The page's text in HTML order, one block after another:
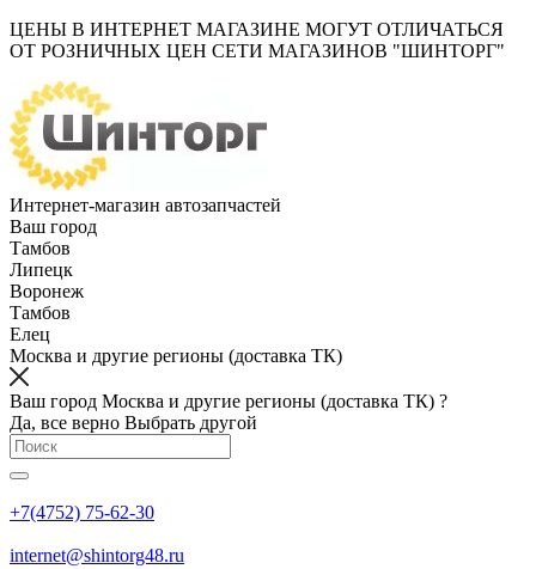
ЦЕНЫ В ИНТЕРНЕТ МАГАЗИНЕ МОГУТ ОТЛИЧАТЬСЯ
ОТ РОЗНИЧНЫХ ЦЕН СЕТИ МАГАЗИНОВ "ШИНТОРГ"
Интернет-магазин автозапчастей
Ваш город
Тамбов
Липецк
Воронеж
Тамбов
Елец
Москва и другие регионы (доставка ТК)
Ваш город Москва и другие регионы (доставка ТК) ?
Да, все верно Выбрать другой
+7(4752) 75-62-30
internet@shintorg48.ru